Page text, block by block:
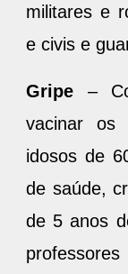
militares e
e civis e
Gripe –
vacinar os
idosos de
de saúde,
de 5 anos